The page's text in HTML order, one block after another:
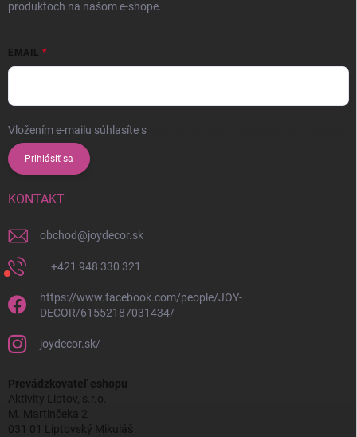
produktoch na našom e-shope.
EMAIL
Vložením e-mailu súhlasíte s
Prihlásiť sa
KONTAKT
obchod@joydecor.sk
+421 948 330 321
https://www.facebook.com/people/JOY-
DECOR/61552187031434/
joydecor.sk/
Prevádzkovateľ eshopu
Aktivity Liptov, s.r.o.
M. Martinčeka 2
031 01 Liptovský Mikuláš